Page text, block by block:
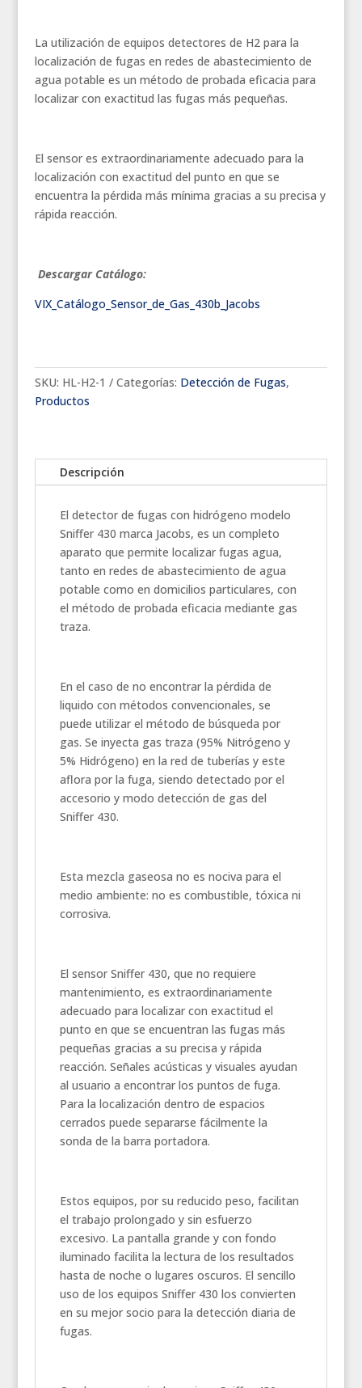
La utilización de equipos detectores de H2 para la
localización de fugas en redes de abastecimiento de
agua potable es un método de probada eficacia para
localizar con exactitud las fugas más pequeñas.
El sensor es extraordinariamente adecuado para la
localización con exactitud del punto en que se
encuentra la pérdida más mínima gracias a su precisa y
rápida reacción.
Descargar Catálogo:
VIX_Catálogo_Sensor_de_Gas_430b_Jacobs
SKU: HL-H2-1 Categorías: Detección de Fugas,
Productos
Descripción
El detector de fugas con hidrógeno modelo
Sniffer 430 marca Jacobs, es un completo
aparato que permite localizar fugas agua,
tanto en redes de abastecimiento de agua
potable como en domicilios particulares, con
el método de probada eficacia mediante gas
traza.
En el caso de no encontrar la pérdida de
liquido con métodos convencionales, se
puede utilizar el método de búsqueda por
gas. Se inyecta gas traza (95% Nitrógeno y
5% Hidrógeno) en la red de tuberías y este
aflora por la fuga, siendo detectado por el
accesorio y modo detección de gas del
Sniffer 430.
Esta mezcla gaseosa no es nociva para el
medio ambiente: no es combustible, tóxica ni
corrosiva.
El sensor Sniffer 430, que no requiere
mantenimiento, es extraordinariamente
adecuado para localizar con exactitud el
punto en que se encuentran las fugas más
pequeñas gracias a su precisa y rápida
reacción. Señales acústicas y visuales ayudan
al usuario a encontrar los puntos de fuga.
Para la localización dentro de espacios
cerrados puede separarse fácilmente la
sonda de la barra portadora.
Estos equipos, por su reducido peso, facilitan
el trabajo prolongado y sin esfuerzo
excesivo. La pantalla grande y con fondo
iluminado facilita la lectura de los resultados
hasta de noche o lugares oscuros. El sencillo
uso de los equipos Sniffer 430 los convierten
en su mejor socio para la detección diaria de
fugas.